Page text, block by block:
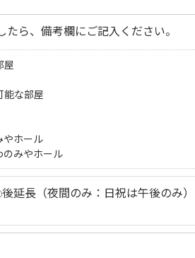
ら、備考欄にご記入ください。
屋
な部屋
ホール
みやホール
後延長（夜間のみ：日祝は午後のみ）